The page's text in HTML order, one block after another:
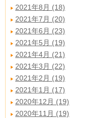
2021年8月 (18)
2021年7月 (20)
2021年6月 (23)
2021年5月 (19)
2021年4月 (21)
2021年3月 (22)
2021年2月 (19)
2021年1月 (17)
2020年12月 (19)
2020年11月 (19)